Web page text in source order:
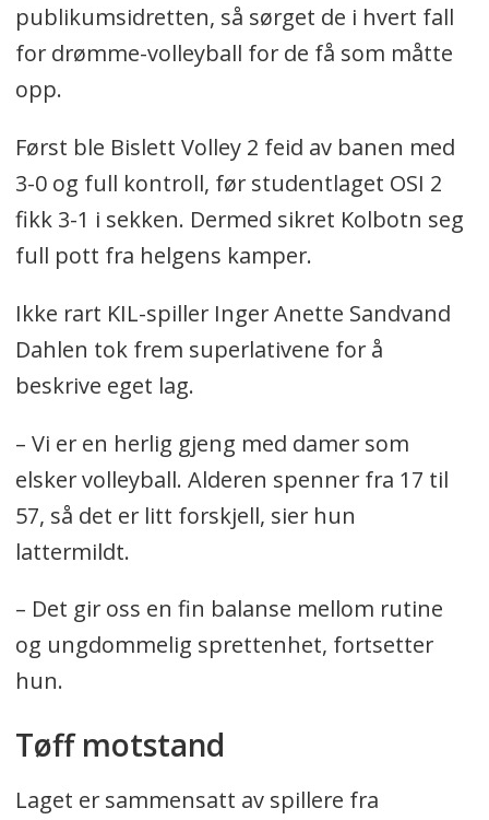
publikumsidretten, så sørget de i hvert fall
for drømme-volleyball for de få som måtte
opp.
Først ble Bislett Volley 2 feid av banen med
3-0 og full kontroll, før studentlaget OSI 2
fikk 3-1 i sekken. Dermed sikret Kolbotn seg
full pott fra helgens kamper.
Ikke rart KIL-spiller Inger Anette Sandvand
Dahlen tok frem superlativene for å
beskrive eget lag.
– Vi er en herlig gjeng med damer som
elsker volleyball. Alderen spenner fra 17 til
57, så det er litt forskjell, sier hun
lattermildt.
– Det gir oss en fin balanse mellom rutine
og ungdommelig sprettenhet, fortsetter
hun.
Tøff motstand
Laget er sammensatt av spillere fra